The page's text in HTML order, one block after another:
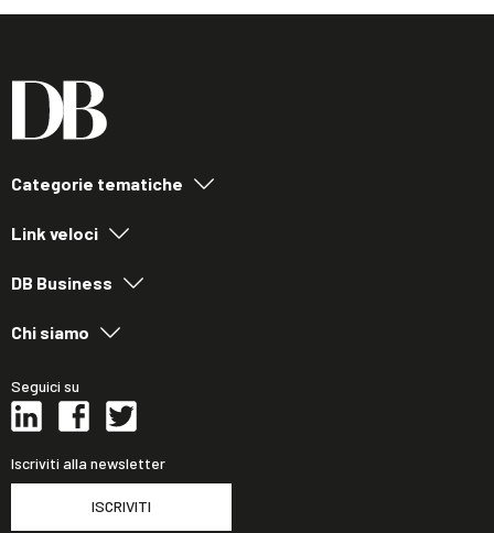
Categorie tematiche
Link veloci
DB Business
Chi siamo
Seguici su
Iscriviti alla newsletter
ISCRIVITI